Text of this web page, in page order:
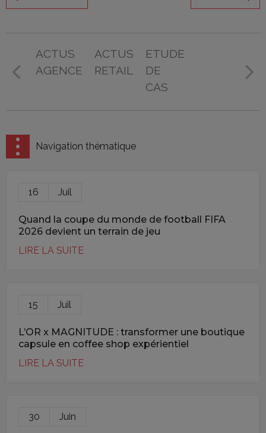
ACTUS
AGENCE
ACTUS
RETAIL
ETUDE
DE
CAS
Navigation thématique
16 Juil
Quand la coupe du monde de football FIFA
2026 devient un terrain de jeu
LIRE LA SUITE
15 Juil
L’OR x MAGNITUDE : transformer une boutique
capsule en coffee shop expérientiel
LIRE LA SUITE
30 Juin